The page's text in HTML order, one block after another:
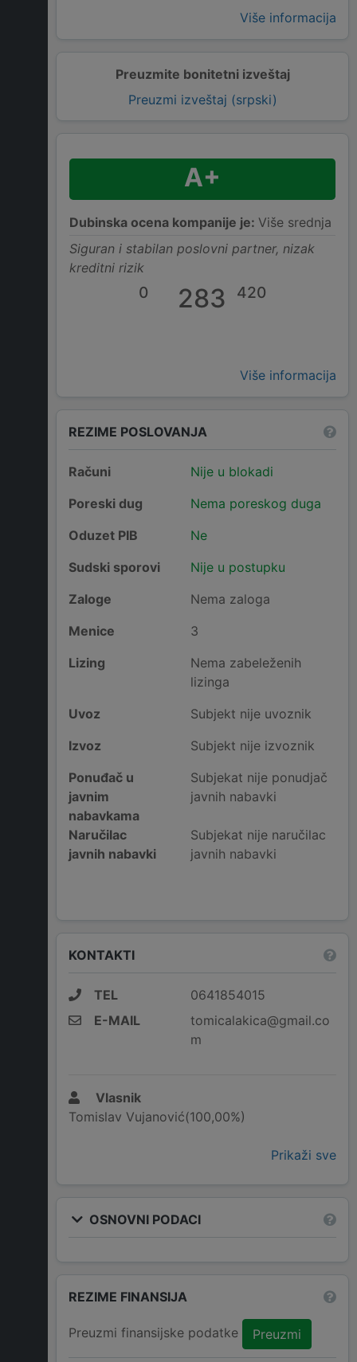
Više informacija
Preuzmite bonitetni izveštaj
Preuzmi izveštaj (srpski)
A+
Dubinska ocena kompanije je: Više srednja
Siguran i stabilan poslovni partner, nizak
kreditni rizik
0 283 420
Više informacija
REZIME POSLOVANJA
Računi
Nije u blokadi
Poreski dug
Nema poreskog duga
Oduzet PIB
Ne
Sudski sporovi
Nije u postupku
Zaloge
Nema zaloga
Menice
3
Lizing
Nema zabeleženih
lizinga
Uvoz
Subjekt nije uvoznik
Izvoz
Subjekt nije izvoznik
Ponuđač u
javnim
nabavkama
Subjekat nije ponudjač
javnih nabavki
Naručilac
javnih nabavki
Subjekat nije naručilac
javnih nabavki
KONTAKTI
TEL
0641854015
E-MAIL
tomicalakica@gmail.co
m
Vlasnik
Tomislav Vujanović(100,00%)
Prikaži sve
OSNOVNI PODACI
REZIME FINANSIJA
Preuzmi finansijske podatke Preuzmi